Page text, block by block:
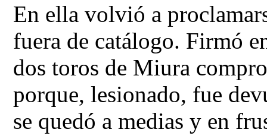
En ella volvió a
fuera de catálogo. Firmó
dos toros de Miura
porque, lesionado, fue
se quedó a medias y en